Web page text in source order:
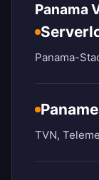
Panama
Panama-
TVN,